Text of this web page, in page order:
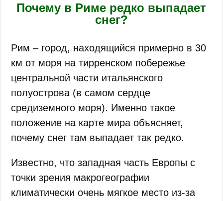
Почему в Риме редко выпадает
снег?
Рим – город, находящийся примерно в 30
км от моря на тирренском побережье
центральной части итальянского
полуострова (в самом сердце
средиземного моря). Именно такое
положение на карте мира объясняет,
почему снег там выпадает так редко.
Известно, что западная часть Европы с
точки зрения макрогеографии
климатически очень мягкое место из-за